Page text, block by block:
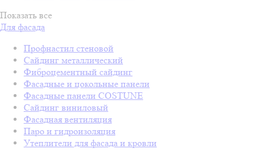
Показать все
Для фасада
Профнастил стеновой
Сайдинг металлический
Фиброцементный сайдинг
Фасадные и цокольные панели
Фасадные панели COSTUNE
Сайдинг виниловый
Фасадная вентиляция
Паро и гидроизоляция
Утеплители для фасада и кровли